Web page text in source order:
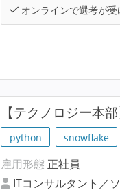
オンラインで選考が受
【テクノロジー本
python snowflake
雇用形態 正社員
ITコンサルタント／